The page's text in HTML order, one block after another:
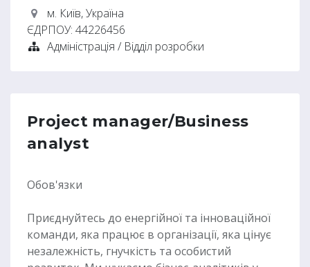
м. Київ,Україна
ЄДРПОУ: 44226456
Адміністрація / Відділ розробки
Project manager/Business
analyst
Обов'язки
Приєднуйтесь до енергійної та інноваційної
команди, яка працює в організації, яка цінує
незалежність, гнучкість та особистий